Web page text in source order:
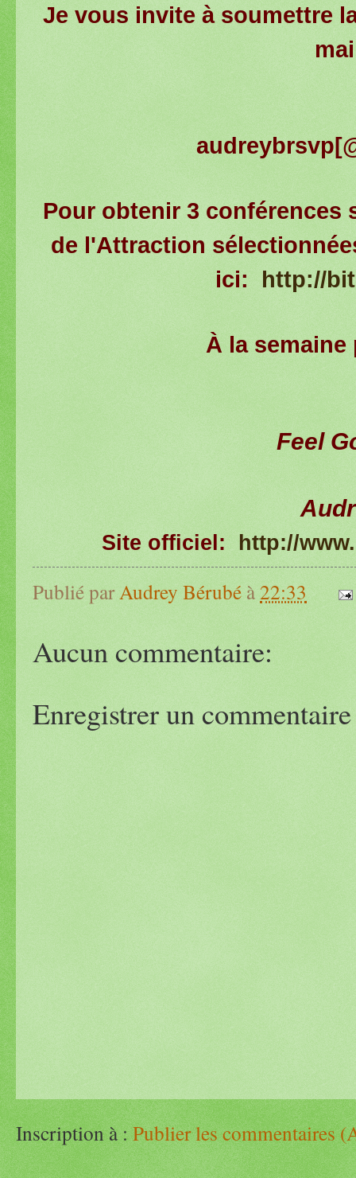
Je vous invite à soumettre
Pour obtenir 3 conférences
de l'Attraction
ici: http://
À la
Feel
Site officiel: http://
Publié par Audrey Bérubé à 22:33
Aucun commentaire:
Enregistrer un commentaire
Inscription à :Publier les commentaires